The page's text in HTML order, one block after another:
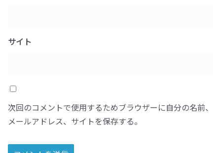
サイト
次回のコメントで使用するためブラウザーに自分の名前、
メールアドレス、サイトを保存する。